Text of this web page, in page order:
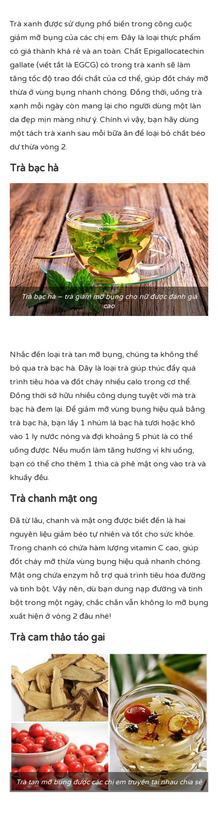
Trà xanh được sử dụng phổ biến trong công cuộc
giảm mỡ bụng của các chị em. Đây là loại thực phẩm
có giá thành khá rẻ và an toàn. Chất Epigallocatechin
gallate (viết tắt là EGCG) có trong trà xanh sẽ làm
tăng tốc độ trao đổi chất của cơ thể, giúp đốt cháy mỡ
thừa ở vùng bụng nhanh chóng. Đồng thời, uống trà
xanh mỗi ngày còn mang lại cho người dùng một làn
da đẹp mịn màng như ý. Chính vì vậy, bạn hãy dùng
một tách trà xanh sau mỗi bữa ăn để loại bỏ chất béo
dư thừa vòng 2.
Trà bạc hà
Trà bạc hà – trà giảm mỡ bụng cho nữ được đánh giá
cao
Nhắc đến loại trà tan mỡ bụng, chúng ta không thể
bỏ qua trà bạc hà. Đây là loại trà giúp thúc đẩy quá
trình tiêu hóa và đốt cháy nhiều calo trong cơ thể.
Đồng thời sở hữu nhiều công dụng tuyệt vời mà trà
bạc hà đem lại. Để giảm mỡ vùng bụng hiệu quả bằng
trà bạc hà, bạn lấy 1 nhúm lá bạc hà tươi hoặc khô
vào 1 ly nước nóng và đợi khoảng 5 phút là có thể
uống được. Nếu muốn làm tăng hương vị khi uống,
bạn có thể cho thêm 1 thìa cà phê mật ong vào trà và
khuấy đều.
Trà chanh mật ong
Đã từ lâu, chanh và mật ong được biết đến là hai
nguyên liệu giảm béo tự nhiên và tốt cho sức khỏe.
Trong chanh có chứa hàm lượng vitamin C cao, giúp
đốt cháy mỡ thừa vùng bụng hiệu quả nhanh chóng.
Mật ong chứa enzym hỗ trợ quá trình tiêu hóa đường
và tinh bột. Vậy nên, dù bạn dung nạp đường và tinh
bột trong một ngày, chắc chắn vẫn không lo mỡ bụng
xuất hiện ở vòng 2 đâu nhé!
Trà cam thảo táo gai
Trà tan mỡ bụng được các chị em truyền tai nhau chia sẻ